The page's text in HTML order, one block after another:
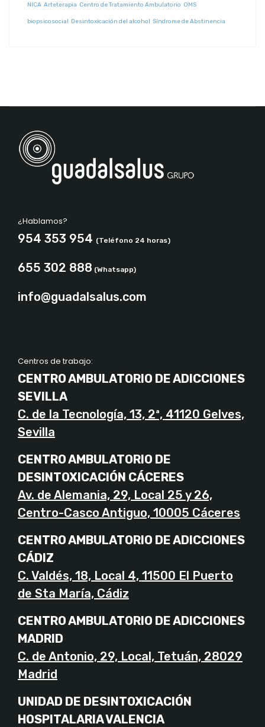
NICA Arteterapia Centro de Tratamiento Ambulatorio OMS
biopsicosocial Desintoxicación del alcohol Síndrome de Abstinencia
¿Hablamos?
954 353 954 (Teléfono 24 horas)
655 302 888 (Whatsapp)
info@guadalsalus.com
Centros de trabajo:
CENTRO AMBULATORIO DE ADICCIONES
SEVILLA
C. de la Tecnología, 13, 2ª, 41120 Gelves,
Sevilla
CENTRO AMBULATORIO DE
DESINTOXICACIÓN CÁCERES
Av. de Alemania, 29, Local 25 y 26,
Centro-Casco Antiguo, 10005 Cáceres
CENTRO AMBULATORIO DE ADICCIONES
CÁDIZ
C. Valdés, 18, Local 4, 11500 El Puerto
de Sta María, Cádiz
CENTRO AMBULATORIO DE ADICCIONES
MADRID
C. de Antonio, 29, Local, Tetuán, 28029
Madrid
UNIDAD DE DESINTOXICACIÓN
HOSPITALARIA VALENCIA